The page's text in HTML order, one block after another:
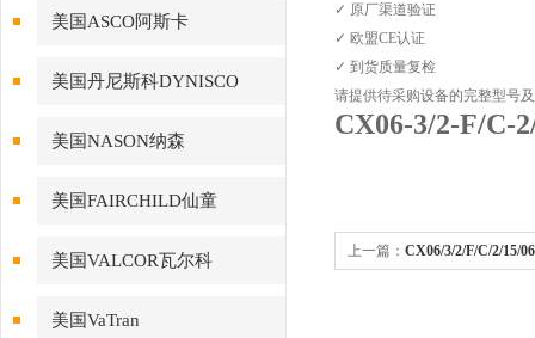
美国ASCO阿斯卡
美国丹尼斯科DYNISCO
美国NASON纳森
美国FAIRCHILD仙童
美国VALCOR瓦尔科
美国VaTran
✓ 原厂渠道验证
✓ 欧盟CE认证
✓ 到货质量复检
请提供待采购设备的完整型号
CX06-3/2-F/C-
上一篇： CX06/3/2/F/C/2/15/